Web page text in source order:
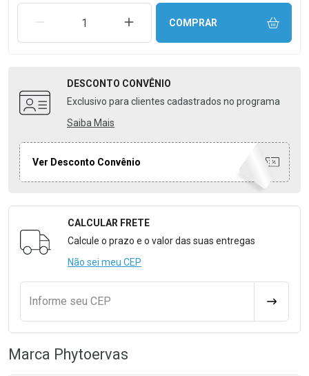
REMOVER UMA UNIDADEAUMENTAR UMA UNIDADE
COMPRAR
DESCONTO CONVÊNIO
Exclusivo para clientes cadastrados no programa
Saiba Mais
Ver Desconto Convênio
Formulário para Calcular o Frete
CALCULAR FRETE
Calcule o prazo e o valor das suas entregas
Não sei meu CEP
Informe seu CEP
Marca Phytoervas